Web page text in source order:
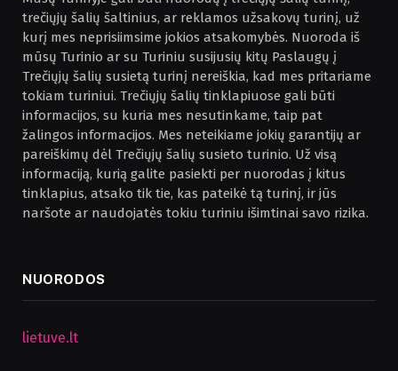
trečiųjų šalių šaltinius, ar reklamos užsakovų turinį, už
kurį mes neprisiimsime jokios atsakomybės. Nuoroda iš
mūsų Turinio ar su Turiniu susijusių kitų Paslaugų į
Trečiųjų šalių susietą turinį nereiškia, kad mes pritariame
tokiam turiniui. Trečiųjų šalių tinklapiuose gali būti
informacijos, su kuria mes nesutinkame, taip pat
žalingos informacijos. Mes neteikiame jokių garantijų ar
pareiškimų dėl Trečiųjų šalių susieto turinio. Už visą
informaciją, kurią galite pasiekti per nuorodas į kitus
tinklapius, atsako tik tie, kas pateikė tą turinį, ir jūs
naršote ar naudojatės tokiu turiniu išimtinai savo rizika.
NUORODOS
lietuve.lt